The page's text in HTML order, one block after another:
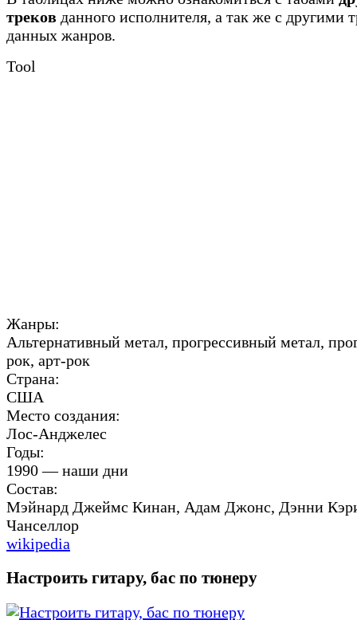
треков данного исполнителя, а так же с другими
данных жанров.
Tool
Жанры:
Альтернативный метал, прогрессивный метал,
рок, арт-рок
Страна:
США
Место создания:
Лос-Анджелес
Годы:
1990 — наши дни
Состав:
Мэйнард Джеймс Кинан, Адам Джонс, Дэнни
Чанселлор
wikipedia
Настроить гитару, бас по тюнеру